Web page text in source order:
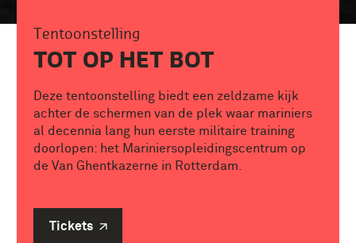
Tentoonstelling
TOT OP HET BOT
Deze tentoonstelling biedt een zeldzame kijk
achter de schermen van de plek waar mariniers
al decennia lang hun eerste militaire training
doorlopen: het Mariniersopleidingscentrum op
de Van Ghentkazerne in Rotterdam.
Tickets